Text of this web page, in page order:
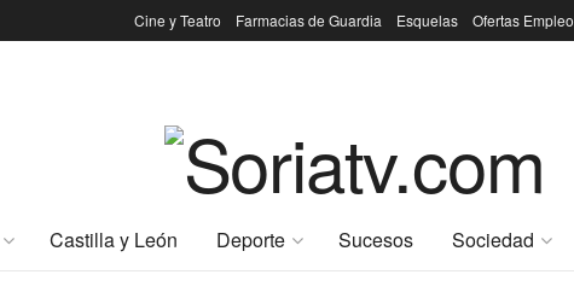
Cine y Teatro Farmacias de Guardia Esquelas Ofertas Empleo
Castilla y León Deporte Sucesos Sociedad